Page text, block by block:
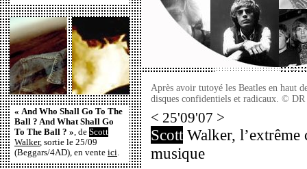
« And Who Shall Go To The
Ball ? And What Shall Go
To The Ball ? », de Scott
Walker, sortie le 25/09
(Beggars/4AD), en vente ici.
Après avoir tutoyé les Beatles en haut
disques confidentiels et radicaux. © DR
< 25'09'07 >
Scott Walker, l’extrême
musique